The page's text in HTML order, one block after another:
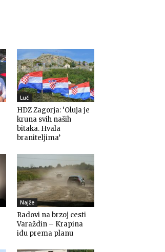
Luč
HDZ Zagorja: ‘Oluja je
kruna svih naših
bitaka. Hvala
braniteljima’
Najže
Radovi na brzoj cesti
Varaždin – Krapina
idu prema planu